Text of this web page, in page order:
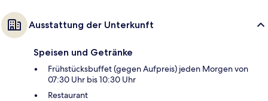
Ausstattung der Unterkunft
Speisen und Getränke
Frühstücksbuffet (gegen Aufpreis) jeden Morgen von
07:30 Uhr bis 10:30 Uhr
Restaurant